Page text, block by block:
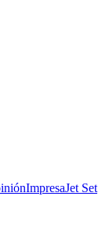
ImpresaJet Set